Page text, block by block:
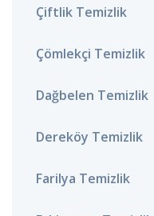
Çiftlik Temizlik
Çömlekçi Temizlik
Dağbelen Temizlik
Dereköy Temizlik
Farilya Temizlik